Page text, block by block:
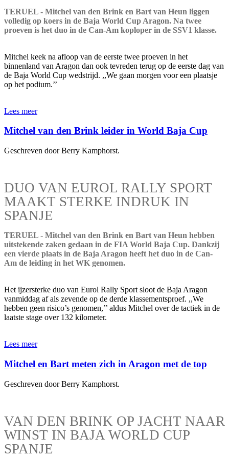
TERUEL - Mitchel van den Brink en Bart van Heun liggen
volledig op koers in de Baja World Cup Aragon. Na twee
proeven is het duo in de Can-Am koploper in de SSV1 klasse.
Mitchel keek na afloop van de eerste twee proeven in het
binnenland van Aragon dan ook tevreden terug op de eerste dag van
de Baja World Cup wedstrijd. ,,We gaan morgen voor een plaatsje
op het podium.’’
Lees meer
Mitchel van den Brink leider in World Baja Cup
Geschreven door Berry Kamphorst.
DUO VAN EUROL RALLY SPORT
MAAKT STERKE INDRUK IN
SPANJE
TERUEL - Mitchel van den Brink en Bart van Heun hebben
uitstekende zaken gedaan in de FIA World Baja Cup. Dankzij
een vierde plaats in de Baja Aragon heeft het duo in de Can-
Am de leiding in het WK genomen.
Het ijzersterke duo van Eurol Rally Sport sloot de Baja Aragon
vanmiddag af als zevende op de derde klassementsproef. ,,We
hebben geen risico’s genomen,’’ aldus Mitchel over de tactiek in de
laatste stage over 132 kilometer.
Lees meer
Mitchel en Bart meten zich in Aragon met de top
Geschreven door Berry Kamphorst.
VAN DEN BRINK OP JACHT NAAR
WINST IN BAJA WORLD CUP
SPANJE